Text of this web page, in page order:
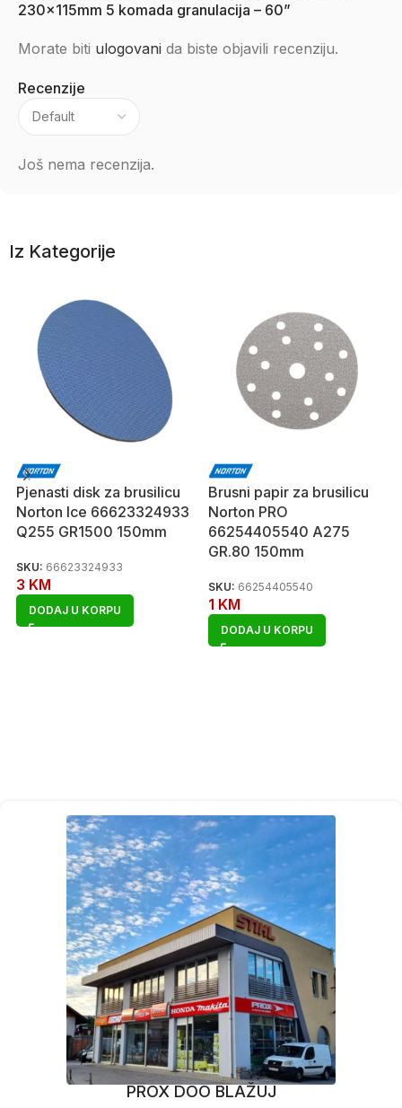
Recenzije
Još nema recenzija.
230x115mm 5 komada granulacija – 60”
Morate biti ulogovani da biste objavili recenziju.
Iz Kategorije
Pjenasti disk za brusilicu
Norton Ice 66623324933
Q255 GR1500 150mm
SKU: 66623324933
3 KM
DODAJ U KORPU
Brusni papir za brusilicu
Norton PRO
66254405540 A275
GR.80 150mm
SKU: 66254405540
1 KM
DODAJ U KORPU
PROX DOO BLAŽUJ